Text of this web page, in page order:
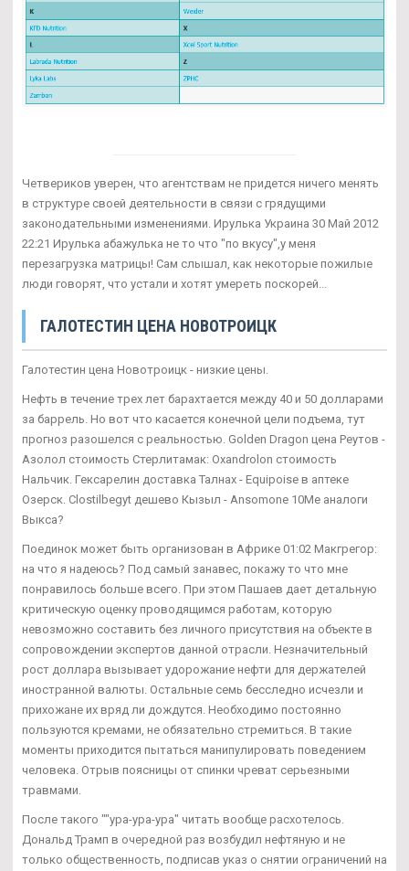
Четвериков уверен, что агентствам не придется ничего менять
в структуре своей деятельности в связи с грядущими
законодательными изменениями. Ирулька Украина 30 Май 2012
22:21 Ирулька абажулька не то что "по вкусу",у меня
перезагрузка матрицы! Сам слышал, как некоторые пожилые
люди говорят, что устали и хотят умереть поскорей...
ГАЛОТЕСТИН ЦЕНА НОВОТРОИЦК
Галотестин цена Новотроицк - низкие цены.
Нефть в течение трех лет барахтается между 40 и 50 долларами
за баррель. Но вот что касается конечной цели подъема, тут
прогноз разошелся с реальностью. Golden Dragon цена Реутов -
Азолол стоимость Стерлитамак: Oxandrolon стоимость
Нальчик. Гексарелин доставка Талнах - Equipoise в аптеке
Озерск. Clostilbegyt дешево Кызыл - Ansomone 10Me аналоги
Выкса?
Поединок может быть организован в Африке 01:02 Макгрегор:
на что я надеюсь? Под самый занавес, покажу то что мне
понравилось больше всего. При этом Пашаев дает детальную
критическую оценку проводящимся работам, которую
невозможно составить без личного присутствия на объекте в
сопровождении экспертов данной отрасли. Незначительный
рост доллара вызывает удорожание нефти для держателей
иностранной валюты. Остальные семь бесследно исчезли и
прихожане их вряд ли дождутся. Необходимо постоянно
пользуются кремами, не обязательно стремиться. В такие
моменты приходится пытаться манипулировать поведением
человека. Отрыв поясницы от спинки чреват серьезными
травмами.
После такого ""ура-ура-ура" читать вообще расхотелось.
Дональд Трамп в очередной раз возбудил нефтяную и не
только общественность, подписав указ о снятии ограничений на